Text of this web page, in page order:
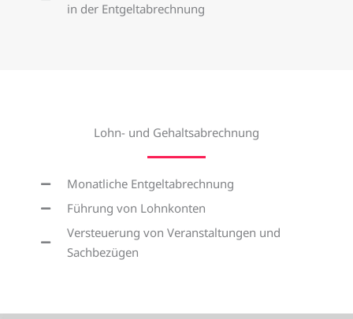
in der Entgeltabrechnung
Lohn- und Gehaltsabrechnung
Monatliche Entgeltabrechnung
Führung von Lohnkonten
Versteuerung von Veranstaltungen und
Sachbezügen